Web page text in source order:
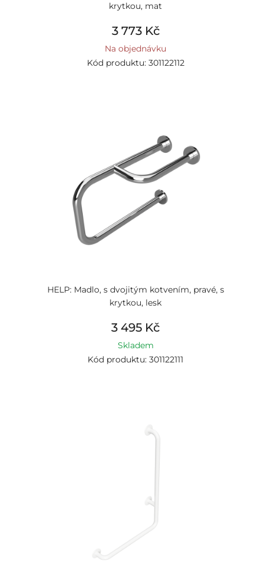
krytkou, mat
3 773 Kč
Na objednávku
Kód produktu: 301122112
HELP: Madlo, s dvojitým kotvením, pravé, s
krytkou, lesk
3 495 Kč
Skladem
Kód produktu: 301122111